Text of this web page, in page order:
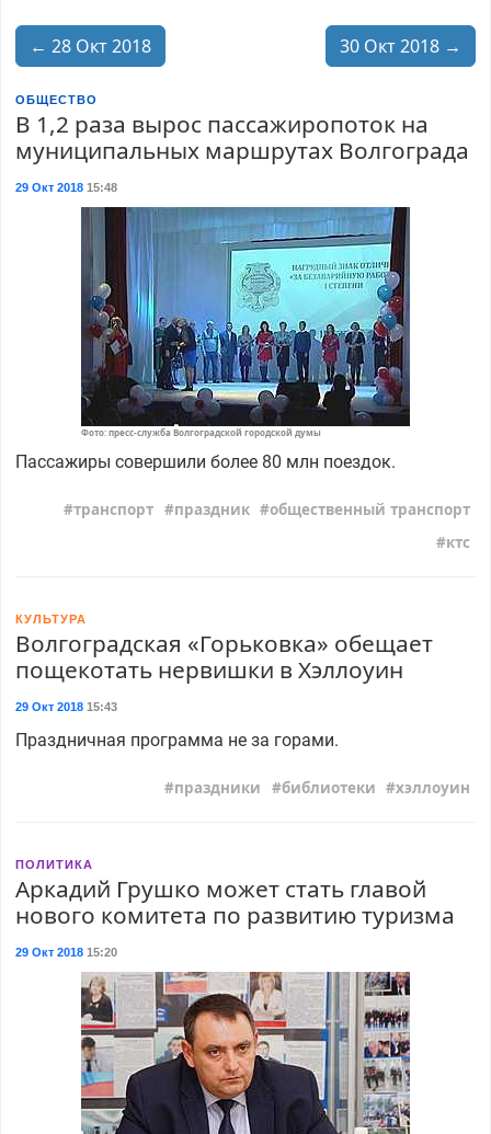
← 28 Окт 2018 30 Окт 2018 →
ОБЩЕСТВО
В 1,2 раза вырос пассажиропоток на
муниципальных маршрутах Волгограда
29 Окт 201815:48
Фото: пресс-служба Волгоградской городской думы
Пассажиры совершили более 80 млн поездок.
транспорт праздник
общественный транспорт
ктс
КУЛЬТУРА
Волгоградская «Горьковка» обещает
пощекотать нервишки в Хэллоуин
29 Окт 201815:43
Праздничная программа не за горами.
праздники библиотеки хэллоуин
ПОЛИТИКА
Аркадий Грушко может стать главой
нового комитета по развитию туризма
29 Окт 201815:20